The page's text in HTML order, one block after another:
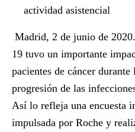
actividad asistencial
Madrid, 2 de junio de 2020.
19 tuvo un importante
pacientes de cáncer
progresión de las
Así lo refleja una encuesta
impulsada por Roche y